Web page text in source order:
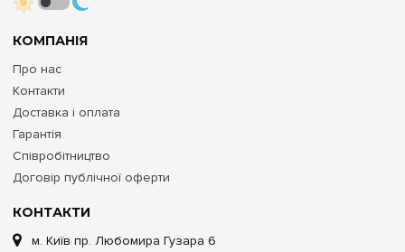
КОНТАКТИ
м. Київ пр. Любомира Гузара 6
КОМПАНІЯ
Про нас
Контакти
Доставка і оплата
Гарантія
Співробітництво
Договір публічної оферти